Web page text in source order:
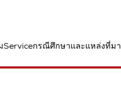
Serviceกรณีศึกษาและแหล่งที่มา